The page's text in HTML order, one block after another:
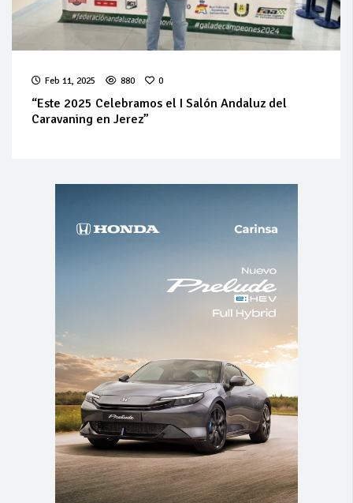
Feb 11, 2025 880 0
“Este 2025 Celebramos el I Salón Andaluz del
Caravaning en Jerez”